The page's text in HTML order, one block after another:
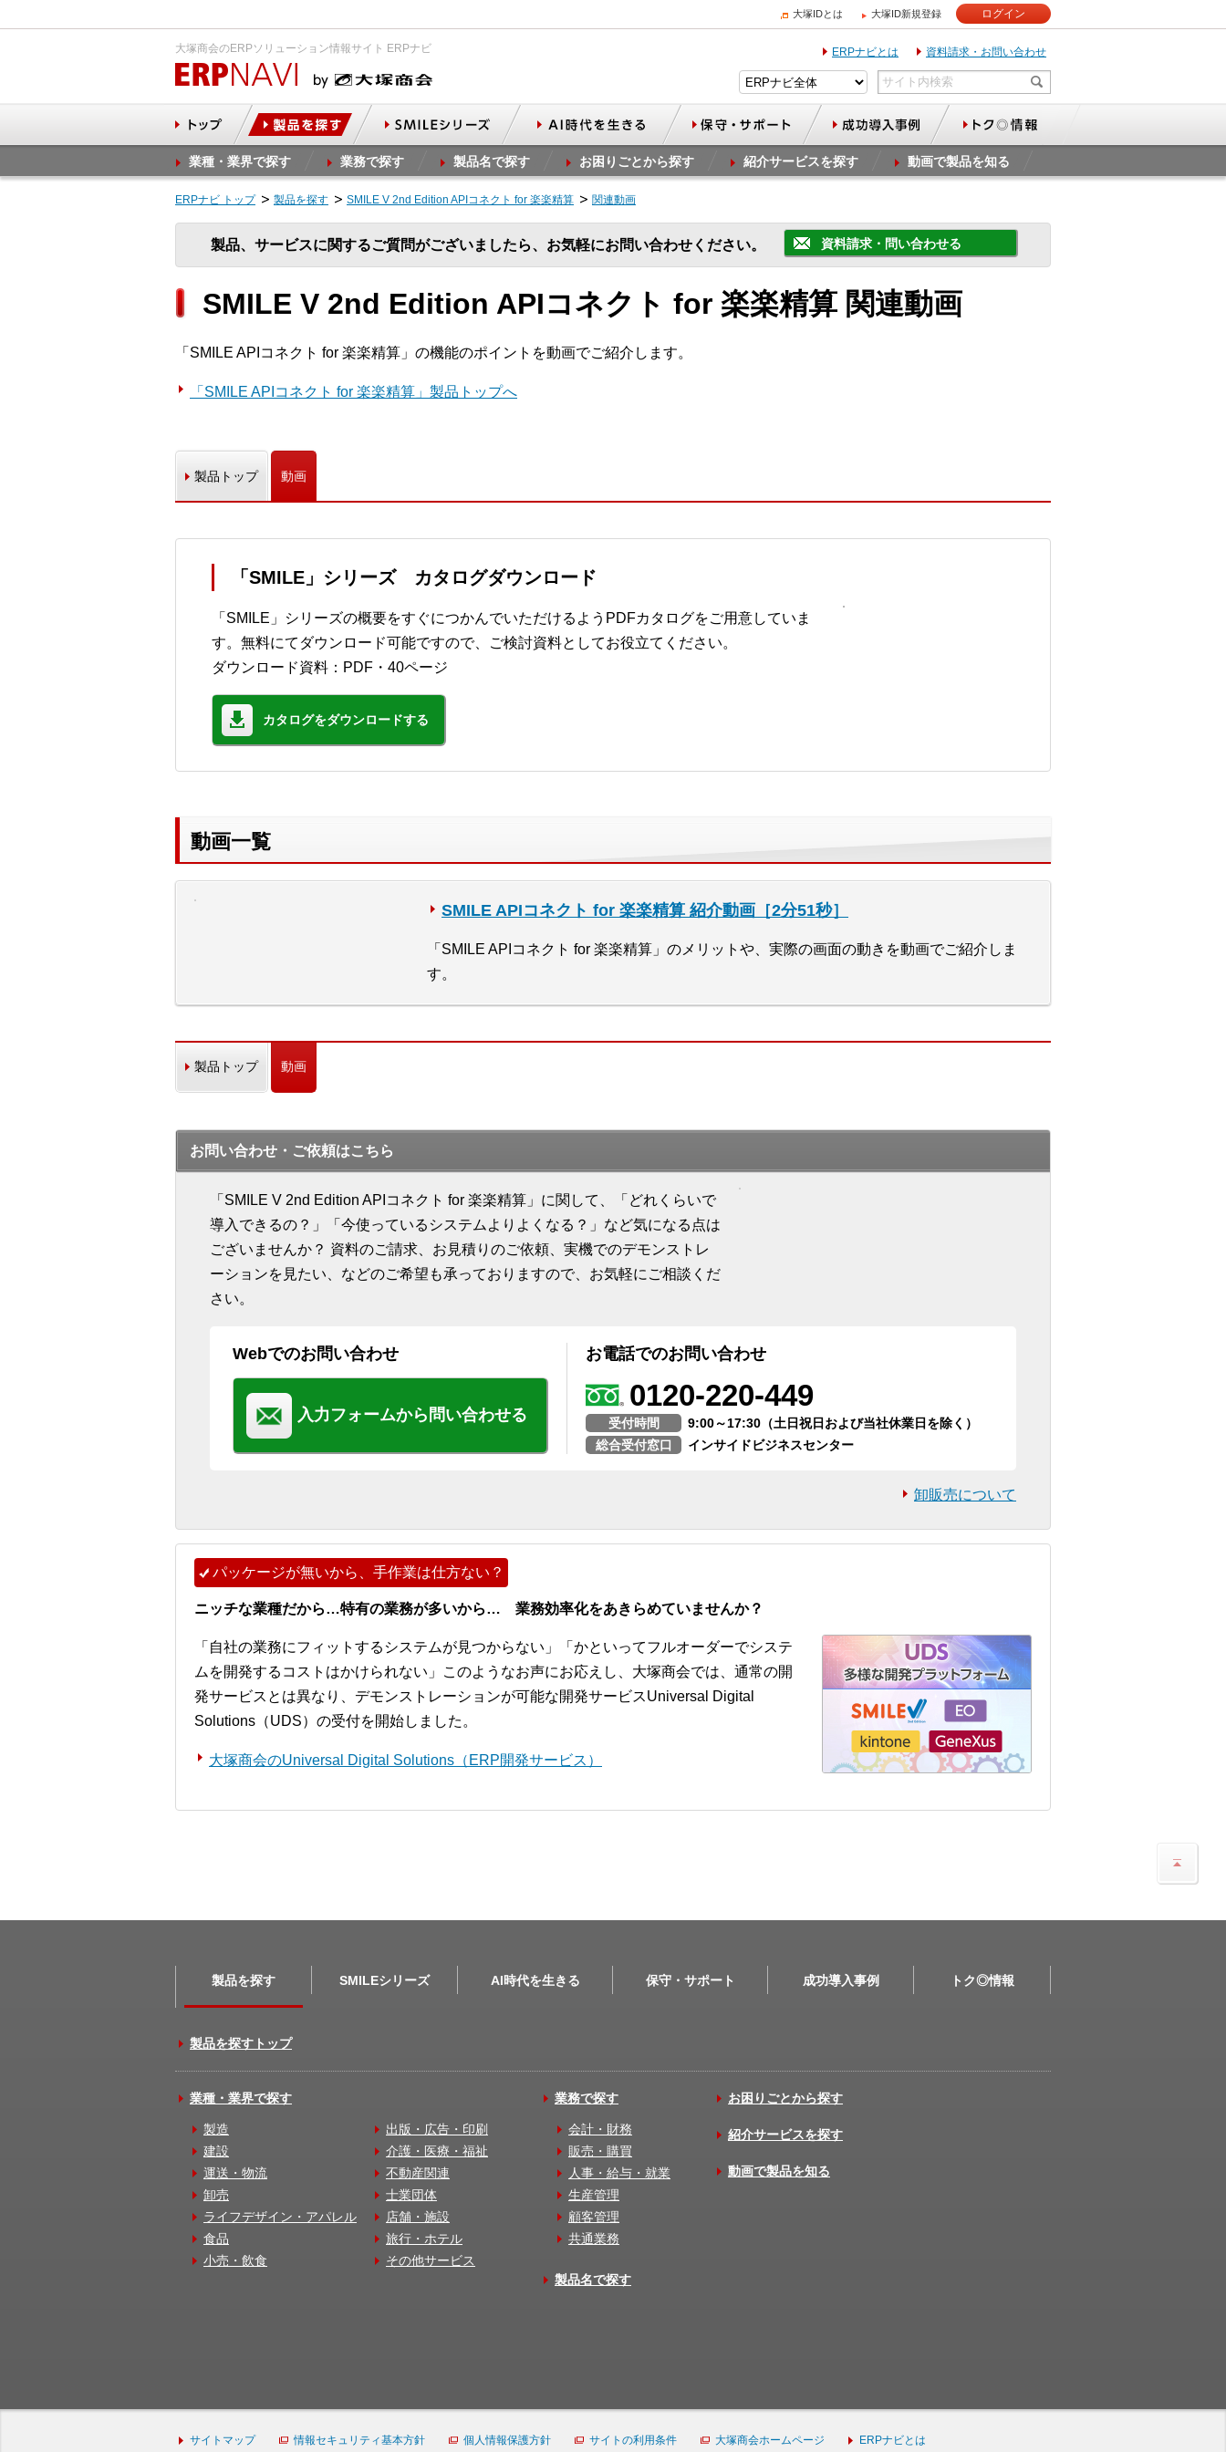
大塚IDとは 大塚ID新規登録 ログイン
大塚商会のERPソリューション情報サイト ERPナビ ERPナビとは 資料請求・お問い合わせ
業種・業界で探す 業務で探す 製品名で探す お困りごとから探す 紹介サービスを探す 動画で製品を知る
ERPナビ トップ 製品を探す SMILE V 2nd Edition APIコネクト for 楽楽精算 関連動画
製品、サービスに関するご質問がございましたら、お気軽にお問い合わせください。 資料請求・問い合わせる
SMILE V 2nd Edition APIコネクト for 楽楽精算 関連動画
「SMILE APIコネクト for 楽楽精算」の機能のポイントを動画でご紹介します。
「SMILE APIコネクト for 楽楽精算」製品トップへ
製品トップ 動画
「SMILE」シリーズ カタログダウンロード
「SMILE」シリーズの概要をすぐにつかんでいただけるようPDFカタログをご用意していま
す。無料にてダウンロード可能ですので、ご検討資料としてお役立てください。
ダウンロード資料：PDF・40ページ
カタログをダウンロードする
動画一覧
SMILE APIコネクト for 楽楽精算 紹介動画［2分51秒］
「SMILE APIコネクト for 楽楽精算」のメリットや、実際の画面の動きを動画でご紹介しま
す。
製品トップ 動画
お問い合わせ・ご依頼はこちら
「SMILE V 2nd Edition APIコネクト for 楽楽精算」に関して、「どれくらいで
導入できるの？」「今使っているシステムよりよくなる？」など気になる点は
ございませんか？ 資料のご請求、お見積りのご依頼、実機でのデモンストレ
ーションを見たい、などのご希望も承っておりますので、お気軽にご相談くだ
さい。
Webでのお問い合わせ
入力フォームから問い合わせる
お電話でのお問い合わせ
0120-220-449
受付時間
9:00～17:30（土日祝日および当社休業日を除く）
総合受付窓口
インサイドビジネスセンター
卸販売について
パッケージが無いから、手作業は仕方ない？
ニッチな業種だから…特有の業務が多いから… 業務効率化をあきらめていませんか？
「自社の業務にフィットするシステムが見つからない」「かといってフルオーダーでシステ
ムを開発するコストはかけられない」このようなお声にお応えし、大塚商会では、通常の開
発サービスとは異なり、デモンストレーションが可能な開発サービスUniversal Digital
Solutions（UDS）の受付を開始しました。
大塚商会のUniversal Digital Solutions（ERP開発サービス）
製品を探す SMILEシリーズ AI時代を生きる 保守・サポート 成功導入事例 トク◎情報
製品を探すトップ
業種・業界で探す
製造
建設
運送・物流
卸売
ライフデザイン・アパレル
食品
小売・飲食
出版・広告・印刷
介護・医療・福祉
不動産関連
士業団体
店舗・施設
旅行・ホテル
その他サービス
業務で探す
会計・財務
販売・購買
人事・給与・就業
生産管理
顧客管理
共通業務
製品名で探す
お困りごとから探す
紹介サービスを探す
動画で製品を知る
サイトマップ 情報セキュリティ基本方針 個人情報保護方針 サイトの利用条件 大塚商会ホームページ ERPナビとは